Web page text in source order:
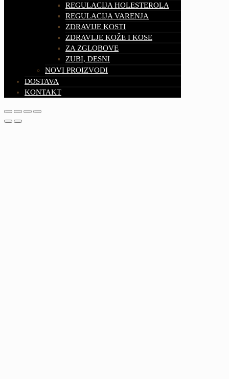
REGULACIJA HOLESTEROLA
REGULACIJA VARENJA
ZDRAVIJE KOSTI
ZDRAVLJE KOŽE I KOSE
ZA ZGLOBOVE
ZUBI, DESNI
NOVI PROIZVODI
DOSTAVA
KONTAKT